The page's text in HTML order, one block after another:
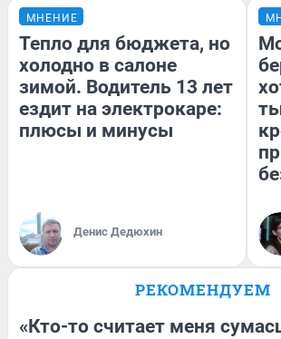
МНЕНИЕ
Тепло для бюджета, но
холодно в салоне
зимой. Водитель 13 лет
ездит на электрокаре:
плюсы и минусы
Денис Дедюхин
РЕКОМЕНДУЕМ
«Кто-то считает меня